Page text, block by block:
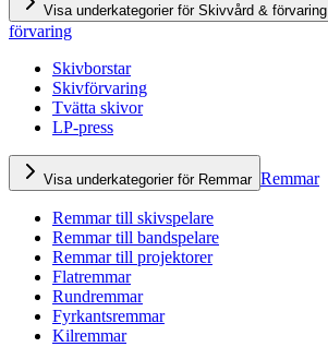
Visa underkategorier för Skivvård & förvaring
förvaring
Skivborstar
Skivförvaring
Tvätta skivor
LP-press
Visa underkategorier för Remmar Remmar
Remmar till skivspelare
Remmar till bandspelare
Remmar till projektorer
Flatremmar
Rundremmar
Fyrkantsremmar
Kilremmar